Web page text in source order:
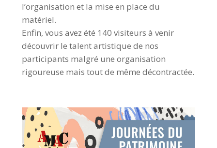
l’organisation et la mise en place du
matériel.
Enfin, vous avez été 140 visiteurs à venir
découvrir le talent artistique de nos
participants malgré une organisation
rigoureuse mais tout de même décontractée.